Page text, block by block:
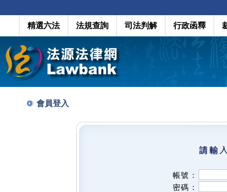
精選六法 法規查詢 司法判解 行政函釋
會員登入
帳號：
密碼：